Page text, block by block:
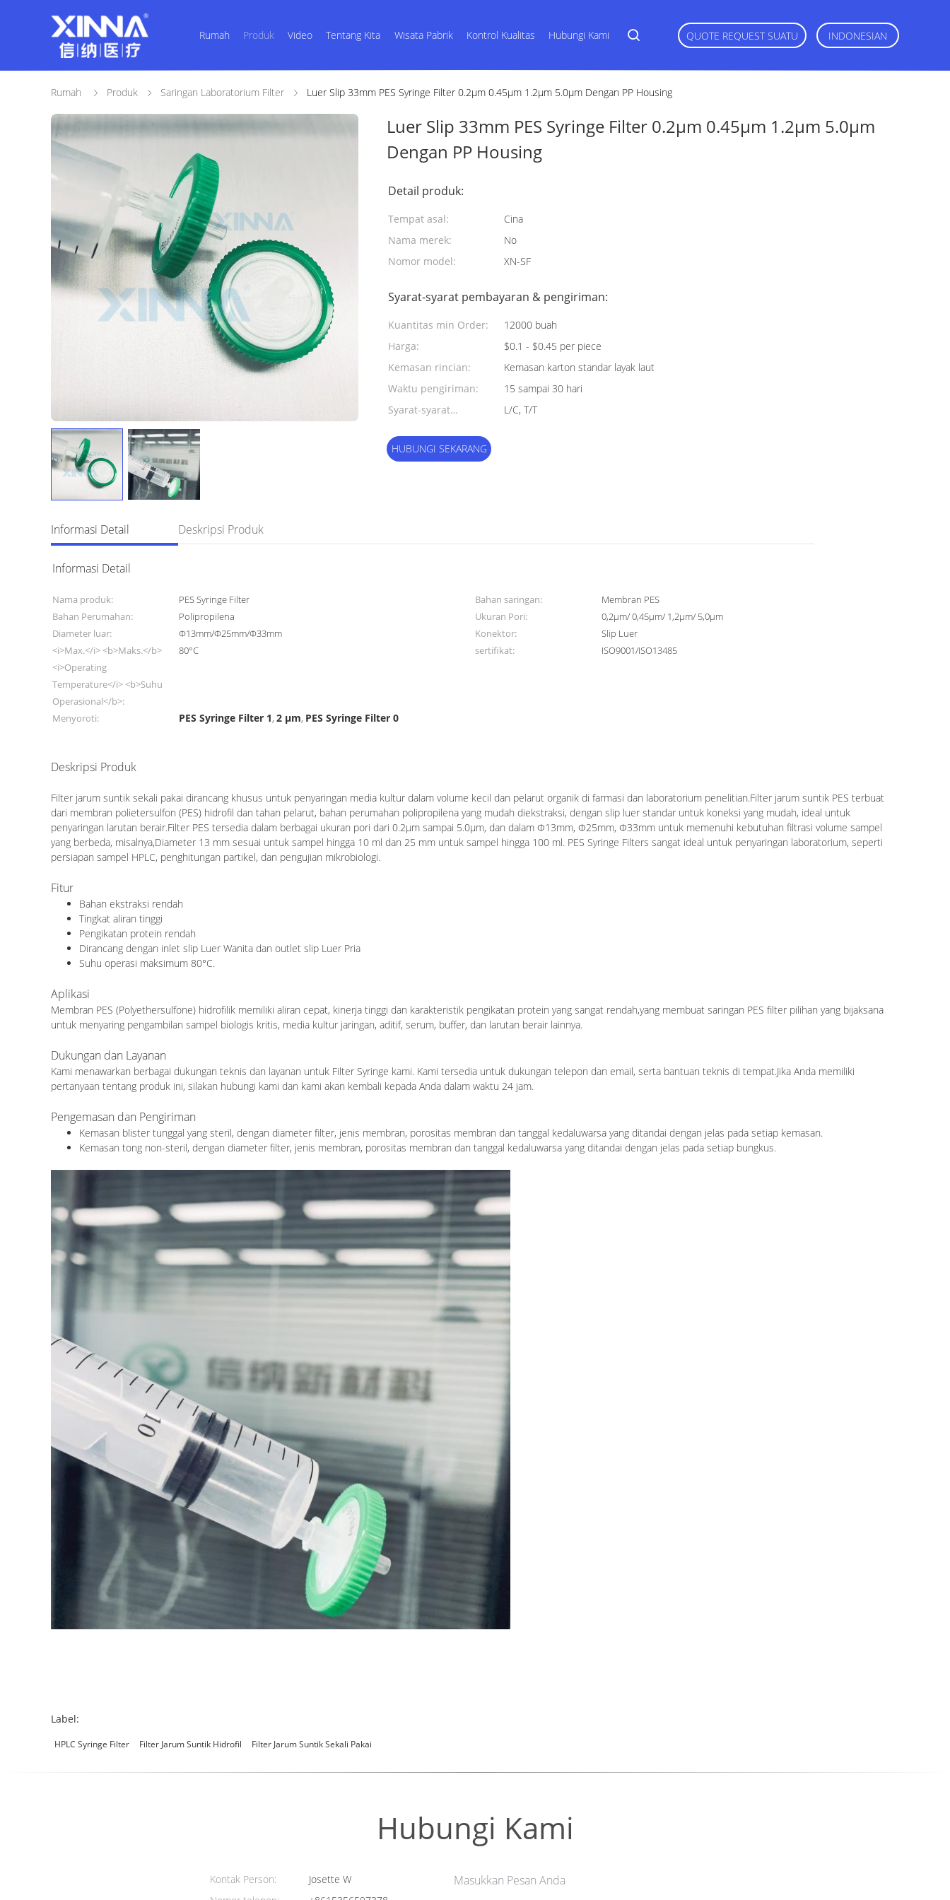
Rumah Produk Video Tentang Kita Wisata Pabrik Kontrol Kualitas Hubungi Kami QUOTE REQUEST SUATU INDONESIAN
Rumah Produk Saringan Laboratorium Filter Luer Slip 33mm PES Syringe Filter 0.2μm 0.45μm 1.2μm 5.0μm Dengan PP Housing
Luer Slip 33mm PES Syringe Filter 0.2μm 0.45μm 1.2μm 5.0μm
Dengan PP Housing
Detail produk:
Tempat asal:
Cina
Nama merek:
No
Nomor model:
XN-SF
Syarat-syarat pembayaran & pengiriman:
Kuantitas min Order:
12000 buah
Harga:
$0.1 - $0.45 per piece
Kemasan rincian:
Kemasan karton standar layak laut
Waktu pengiriman:
15 sampai 30 hari
Syarat-syarat
L/C, T/T
HUBUNGI SEKARANG
Informasi Detail Deskripsi Produk
Informasi Detail
Nama produk: PES Syringe Filter Bahan saringan:
Membran PES
Bahan Perumahan:
Polipropilena Ukuran Pori:
0,2μm/ 0,45μm/ 1,2μm/ 5,0μm
Diameter luar:
Φ13mm/Φ25mm/Φ33mm Konektor:
Slip Luer
<i>Max.</i> <b>Maks.</b>
<i>Operating
Temperature</i> <b>Suhu
Operasional</b>:
80°C sertifikat: ISO9001/ISO13485
Menyoroti: PES Syringe Filter 1,2 μm, PES Syringe Filter 0
Deskripsi Produk
Filter jarum suntik sekali pakai dirancang khusus untuk penyaringan media kultur dalam volume kecil dan pelarut organik di farmasi dan laboratorium penelitian.Filter jarum suntik PES terbuat
dari membran polietersulfon (PES) hidrofil dan tahan pelarut, bahan perumahan polipropilena yang mudah diekstraksi, dengan slip luer standar untuk koneksi yang mudah, ideal untuk
penyaringan larutan berair.Filter PES tersedia dalam berbagai ukuran pori dari 0.2μm sampai 5.0μm, dan dalam Φ13mm, Φ25mm, Φ33mm untuk memenuhi kebutuhan filtrasi volume sampel
yang berbeda, misalnya,Diameter 13 mm sesuai untuk sampel hingga 10 ml dan 25 mm untuk sampel hingga 100 ml. PES Syringe Filters sangat ideal untuk penyaringan laboratorium, seperti
persiapan sampel HPLC, penghitungan partikel, dan pengujian mikrobiologi.
Fitur
Bahan ekstraksi rendah
Tingkat aliran tinggi
Pengikatan protein rendah
Dirancang dengan inlet slip Luer Wanita dan outlet slip Luer Pria
Suhu operasi maksimum 80°C.
Aplikasi
Membran PES (Polyethersulfone) hidrofilik memiliki aliran cepat, kinerja tinggi dan karakteristik pengikatan protein yang sangat rendah,yang membuat saringan PES filter pilihan yang bijaksana
untuk menyaring pengambilan sampel biologis kritis, media kultur jaringan, aditif, serum, buffer, dan larutan berair lainnya.
Dukungan dan Layanan
Kami menawarkan berbagai dukungan teknis dan layanan untuk Filter Syringe kami. Kami tersedia untuk dukungan telepon dan email, serta bantuan teknis di tempat.Jika Anda memiliki
pertanyaan tentang produk ini, silakan hubungi kami dan kami akan kembali kepada Anda dalam waktu 24 jam.
Pengemasan dan Pengiriman
Kemasan blister tunggal yang steril, dengan diameter filter, jenis membran, porositas membran dan tanggal kedaluwarsa yang ditandai dengan jelas pada setiap kemasan.
Kemasan tong non-steril, dengan diameter filter, jenis membran, porositas membran dan tanggal kedaluwarsa yang ditandai dengan jelas pada setiap bungkus.
Label:
HPLC Syringe Filter Filter Jarum Suntik Hidrofil Filter Jarum Suntik Sekali Pakai
Hubungi Kami
Kontak Person:
Josette W
Masukkan Pesan Anda